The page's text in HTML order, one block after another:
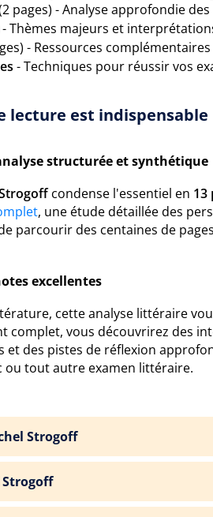
pages) - Analyse approfondie
- Thèmes majeurs et
- Ressources
- Techniques pour réussir vos
lecture est indispensable
structurée et synthétique
condense l'essentiel en 13
, une étude détaillée des
parcourir des centaines de
excellentes
cette analyse littéraire
complet, vous découvrirez des
et des pistes de réflexion
tout autre examen littéraire.
Strogoff